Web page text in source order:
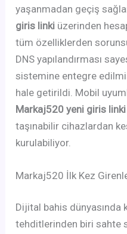
yaşanmadan geçiş
giris linki üzerinden
tüm özelliklerden
DNS yapılandırması
sistemine entegre
hale getirildi. Mobil
Markaj520 yeni giris linki
taşınabilir cihazlardan
kurulabiliyor.
Markaj520 İlk Kez
Dijital bahis dünyasında
tehditlerinden biri sahte